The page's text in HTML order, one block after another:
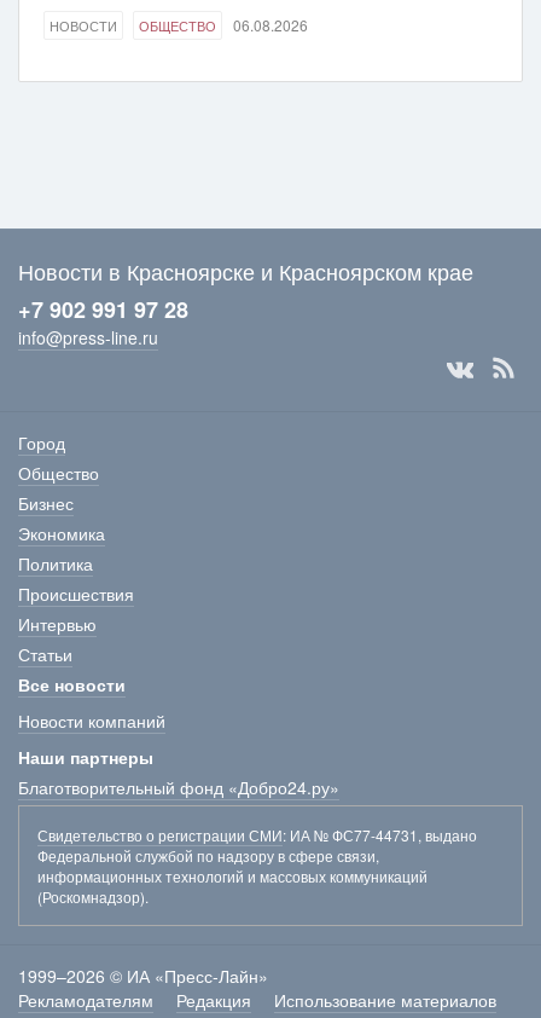
НОВОСТИ ОБЩЕСТВО 06.08.2026
Новости в Красноярске и Красноярском крае
+7 902 991 97 28
info@press-line.ru
Город
Общество
Бизнес
Экономика
Политика
Происшествия
Интервью
Статьи
Все новости
Новости компаний
Наши партнеры
Благотворительный фонд «Добро24.ру»
Свидетельство о регистрации СМИ: ИА № ФС77-44731, выдано
Федеральной службой по надзору в сфере связи,
информационных технологий и массовых коммуникаций
(Роскомнадзор).
1999–2026 © ИА «Пресс-Лайн»
Рекламодателям
Редакция
Использование материалов